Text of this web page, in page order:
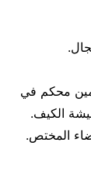
بكمين محكم في
الكيف.
المختص.